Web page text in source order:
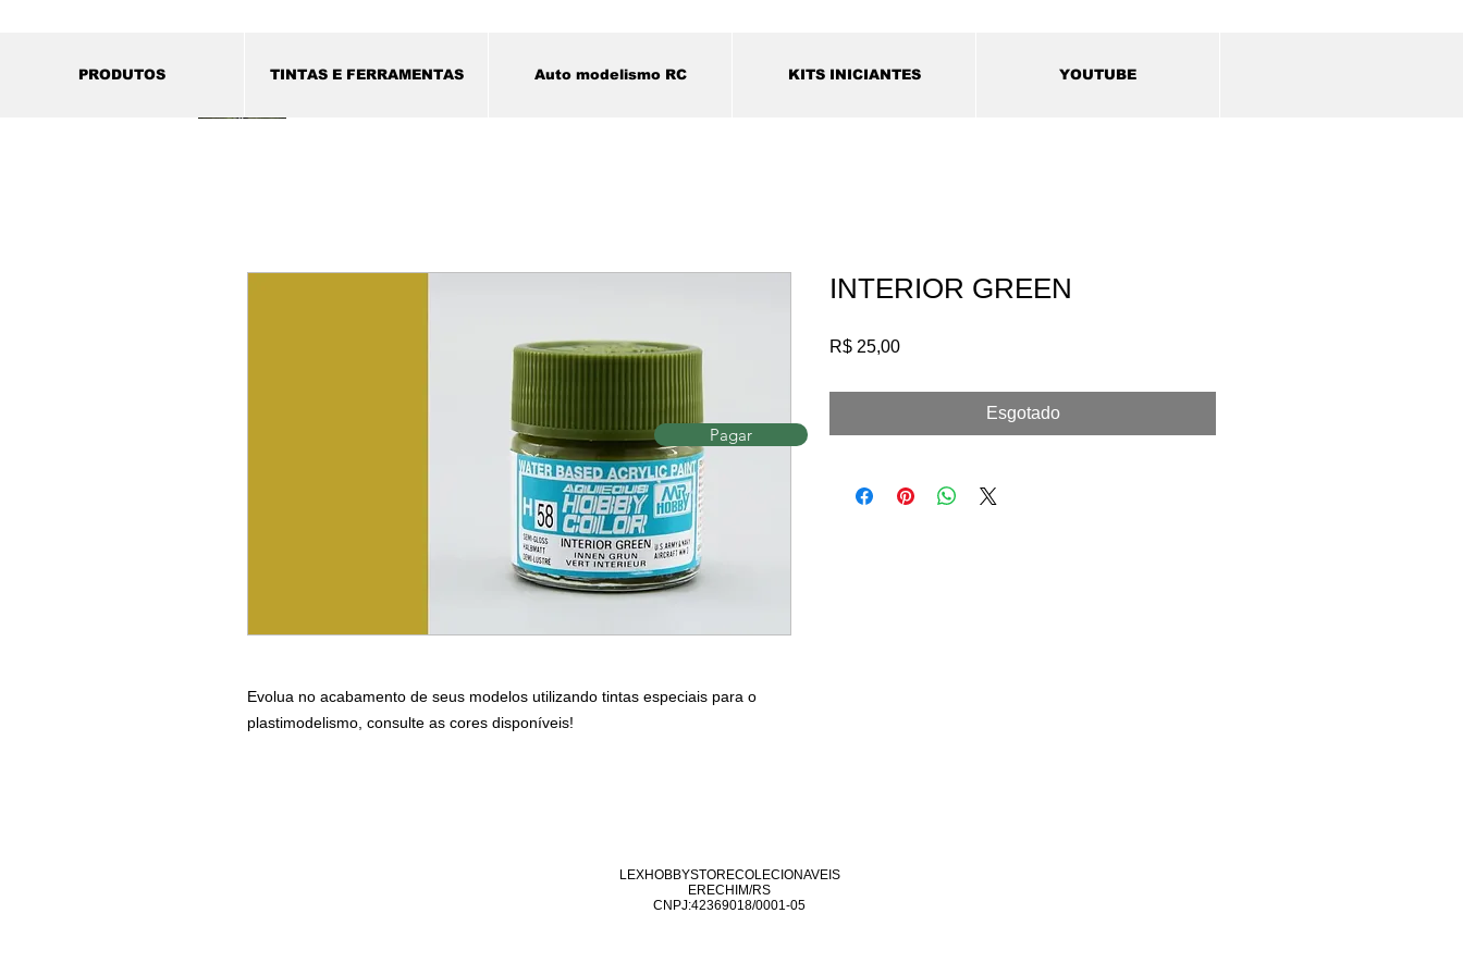
PRODUTOS TINTAS E FERRAMENTAS Auto modelismo RC KITS INICIANTES YOUTUBE
Evolua no acabamento de seus modelos utilizando tintas especiais para o
plastimodelismo, consulte as cores disponíveis!
INTERIOR GREEN
R$ 25,00Preço
Esgotado
Pagar
LEXHOBBYSTORECOLECIONAVEIS
ERECHIM/RS
CNPJ:42369018/0001-05